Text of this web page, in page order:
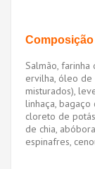
Composição
Salmão, farinha
ervilha, óleo de
misturados),
linhaça,
cloreto de
de chia,
espinafres,